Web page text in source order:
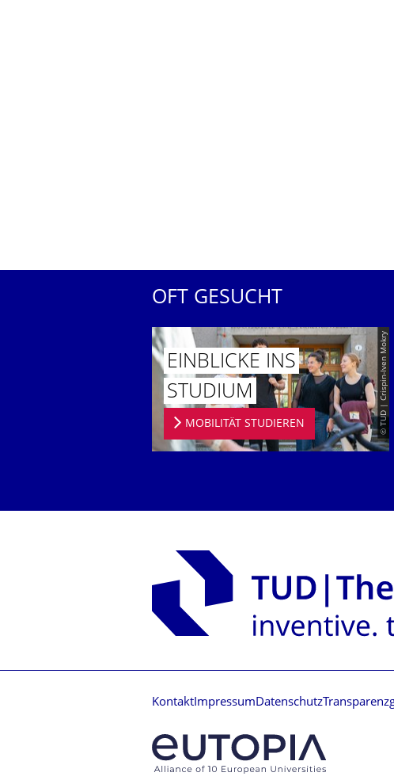
OFT GESUCHT
© TUD | Crispin-Iven Mokry
EINBLICKE INS
STUDIUM
MOBILITÄT STUDIEREN
Kontakt Impressum Datenschutz